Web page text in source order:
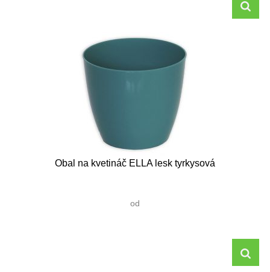
Obal na kvetináč ELLA lesk tyrkysová
od